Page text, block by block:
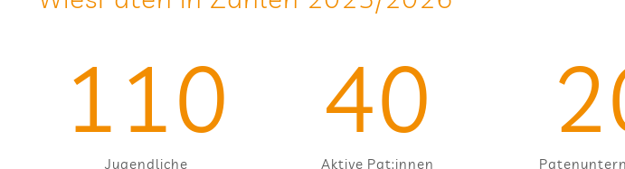
110
Jugend­li­che
40
Aktive Pat:innen